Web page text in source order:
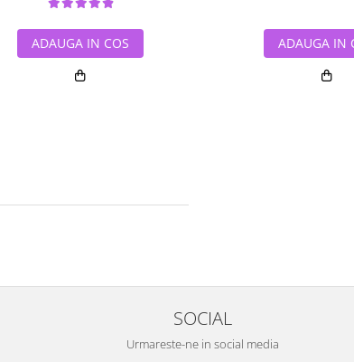
ADAUGA IN COS ADAUGA IN
SOCIAL
Urmareste-ne in social media